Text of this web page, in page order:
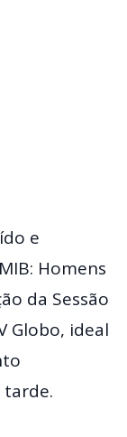
e
Homens
da Sessão
Globo, ideal